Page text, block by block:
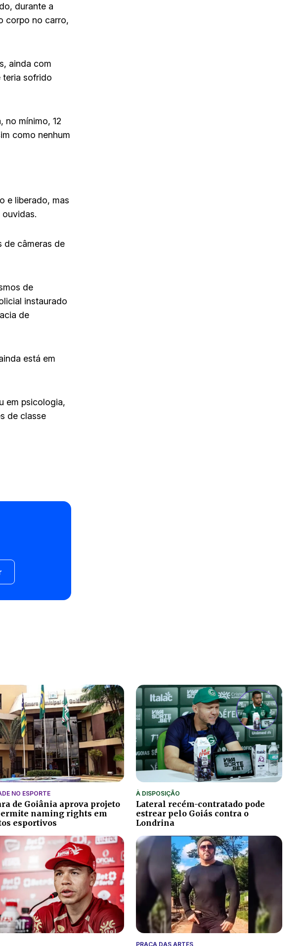
durante a
corpo no carro,
ainda com
teria sofrido
no mínimo, 12
como nenhum
e liberado, mas
de câmeras de
de
instaurado
de
está em
em psicologia,
de classe
NO ESPORTE
de Goiânia aprova projeto
naming rights em
esportivos
À DISPOSIÇÃO
Lateral recém-contratado pode
estrear pelo Goiás contra o
Londrina
PRAÇA DAS ARTES